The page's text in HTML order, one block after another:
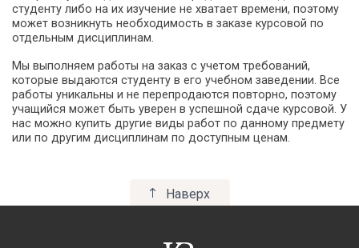
студенту либо на их изучение не хватает времени, поэтому
может возникнуть необходимость в заказе курсовой по
отдельным дисциплинам.
Мы выполняем работы на заказ с учетом требований,
которые выдаются студенту в его учебном заведении. Все
работы уникальны и не перепродаются повторно, поэтому
учащийся может быть уверен в успешной сдаче курсовой. У
нас можно купить другие виды работ по данному предмету
или по другим дисциплинам по доступным ценам.
Наверх